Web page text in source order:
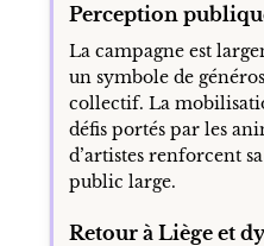
Perception
La campagne est
un symbole de
collectif. La
défis portés par les
d’artistes renforcent
public large.
Retour à Liège et